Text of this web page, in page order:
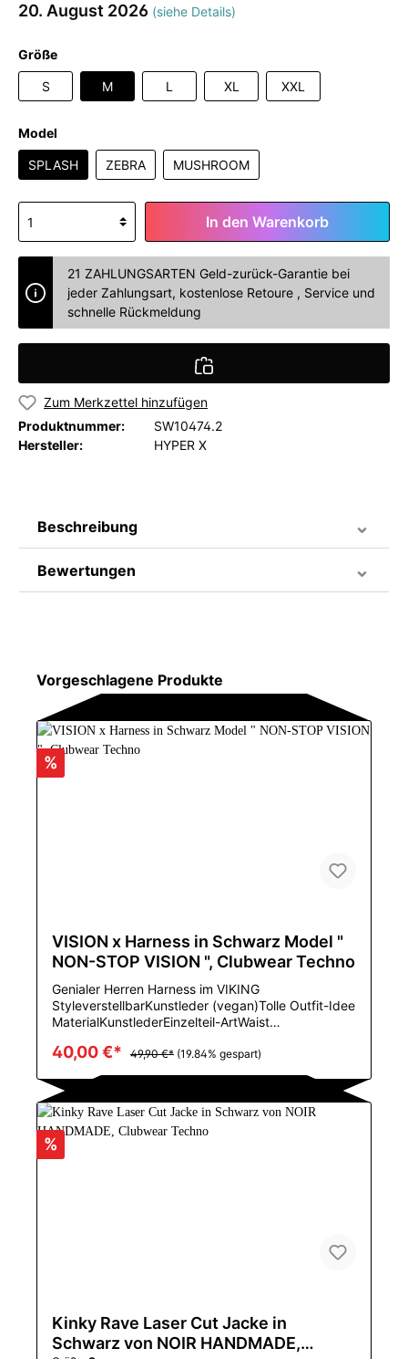
20. August 2026 (siehe Details)
Größe
S M L XL XXL
Model
SPLASH ZEBRA MUSHROOM
In den Warenkorb
21 ZAHLUNGSARTEN Geld-zurück-Garantie bei
jeder Zahlungsart, kostenlose Retoure , Service und
schnelle Rückmeldung
Zum Merkzettel hinzufügen
Produktnummer:
SW10474.2
Hersteller:
HYPER X
Beschreibung
Bewertungen
Vorgeschlagene Produkte
%
VISION x Harness in Schwarz Model "
NON-STOP VISION ", Clubwear Techno
Genialer Herren Harness im VIKING
StyleverstellbarKunstleder (vegan)Tolle Outfit-Idee
MaterialKunstlederEinzelteil-ArtWaist
(Herkunft)CNZhejiangSizeAdjustable Shipping to
40,00 €* 49,90 €* (19.84% gespart)
%
Kinky Rave Laser Cut Jacke in
Schwarz von NOIR HANDMADE,